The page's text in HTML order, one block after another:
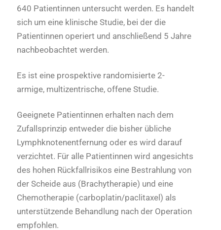
640 Patientinnen untersucht werden. Es handelt
sich um eine klinische Studie, bei der die
Patientinnen operiert und anschließend 5 Jahre
nachbeobachtet werden.
Es ist eine prospektive randomisierte 2-
armige, multizentrische, offene Studie.
Geeignete Patientinnen erhalten nach dem
Zufallsprinzip entweder die bisher übliche
Lymphknotenentfernung oder es wird darauf
verzichtet. Für alle Patientinnen wird angesichts
des hohen Rückfallrisikos eine Bestrahlung von
der Scheide aus (Brachytherapie) und eine
Chemotherapie (carboplatin/paclitaxel) als
unterstützende Behandlung nach der Operation
empfohlen.